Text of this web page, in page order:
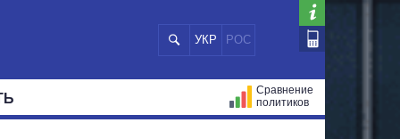
УКР РОС
Сравнение
политиков